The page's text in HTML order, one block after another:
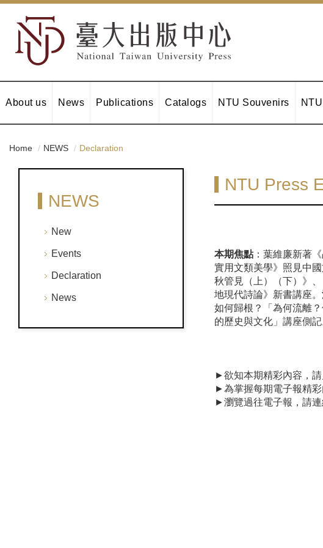
About us News Publications Catalogs NTU Souvenirs
Home NEWS Declaration
NEWS
New
Events
Declaration
News
NTU Press
本期焦點 ：葉維廉新著
實用文類美學》照見中
秋管見（上）（下）》
地現代詩論》新書講座。
如何歸根？「為何流離
的歷史與文化」講座側記
►欲知本期精彩內容，請
►為掌握每期電子報精
►瀏覽過往電子報，請